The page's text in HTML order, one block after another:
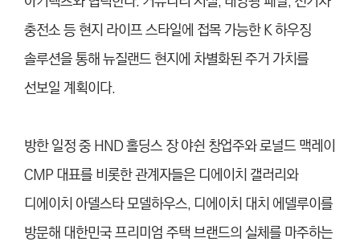
충전소 등 현지 라이프 스타일에 접목 가능한 K 하우징
솔루션을 통해 뉴질랜드 현지에 차별화된 주거 가치를
선보일 계획이다.
방한 일정 중 HND 홀딩스 장 야쉰 창업주와 로널드 맥레이
CMP 대표를 비롯한 관계자들은 디에이치 갤러리와
디에이치 아델스타 모델하우스, 디에이치 대치 에델루이를
방문해 대한민국 프리미엄 주택 브랜드의 실체를 마주하는